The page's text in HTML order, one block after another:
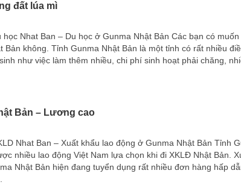
đất lúa mì
học Nhat Ban – Du học ở Gunma Nhật Bản Các bạn có
Bản không. Tỉnh Gunma Nhật Bản là một tỉnh có rất nhiều
như việc làm thêm nhiều, chi phí sinh hoạt phải chăng,
Bản – Lương cao
Nhat Ban – Xuất khẩu lao động ở Gunma Nhật Bản Tỉnh
nhiều lao động Việt Nam lựa chọn khi đi XKLĐ Nhật Bản.
Nhật Bản hiện đang tuyển dụng rất nhiều đơn hàng hấp